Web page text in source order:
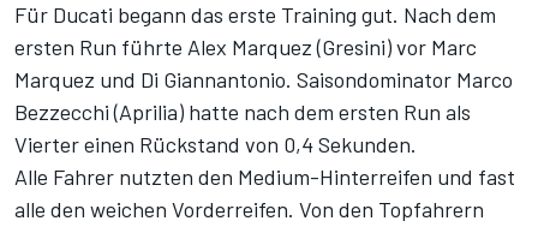
Für Ducati begann das erste Training gut. Nach dem
ersten Run führte Alex Marquez (Gresini) vor Marc
Marquez und Di Giannantonio. Saisondominator Marco
Bezzecchi (Aprilia) hatte nach dem ersten Run als
Vierter einen Rückstand von 0,4 Sekunden.
Alle Fahrer nutzten den Medium-Hinterreifen und fast
alle den weichen Vorderreifen. Von den Topfahrern